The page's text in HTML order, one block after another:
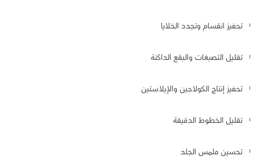
تحفيز انقسام وتجدد الخلايا
تقليل التصبغات والبقع الداكنة
تحفيز إنتاج الكولاجين والإيلاستين
تقليل الخطوط الدقيقة
تحسين ملمس الجلد